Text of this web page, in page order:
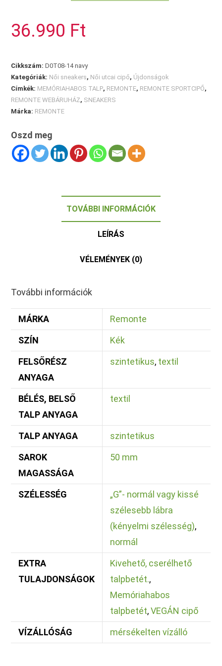
mennyiség
36.990 Ft
Cikkszám:D0T08-14 navy
Kategóriák: Női sneakers, Női utcai cipő, Újdonságok
Címkék: MEMÓRIAHABOS TALP, REMONTE, REMONTE SPORTCIPŐ,
REMONTE WEBÁRUHÁZ, SNEAKERS
Márka: REMONTE
Oszd meg
TOVÁBBI INFORMÁCIÓK
LEÍRÁS
VÉLEMÉNYEK (0)
További információk
MÁRKA Remonte
SZÍN Kék
FELSŐRÉSZ
ANYAGA
szintetikus, textil
BÉLÉS, BELSŐ
TALP ANYAGA
textil
TALP ANYAGA szintetikus
SAROK
MAGASSÁGA
50 mm
SZÉLESSÉG
„G”- normál vagy kissé
szélesebb lábra
(kényelmi szélesség),
normál
EXTRA
TULAJDONSÁGOK
Kivehető, cserélhető
talpbetét.,
Memóriahabos
talpbetét,VEGÁN cipő
VÍZÁLLÓSÁG mérsékelten vízálló